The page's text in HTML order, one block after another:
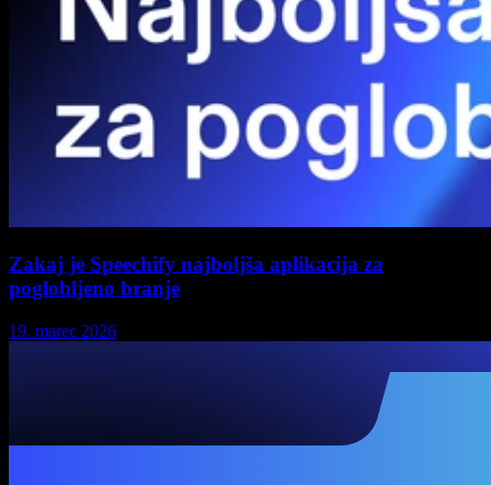
Zakaj je Speechify najboljša aplikacija za
poglobljeno branje
19. marec 2026